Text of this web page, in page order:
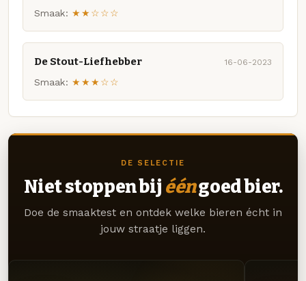
Smaak: ★★☆☆☆
De Stout-Liefhebber 16-06-2023
Smaak: ★★★☆☆
DE SELECTIE
Niet stoppen bij ééngoed bier.
Doe de smaaktest en ontdek welke bieren écht in
jouw straatje liggen.